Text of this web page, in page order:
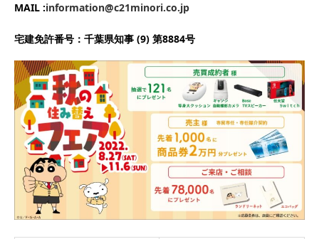
MAIL :information@c21minori.co.jp
宅建免許番号： 千葉県知事 (9) 第8884号